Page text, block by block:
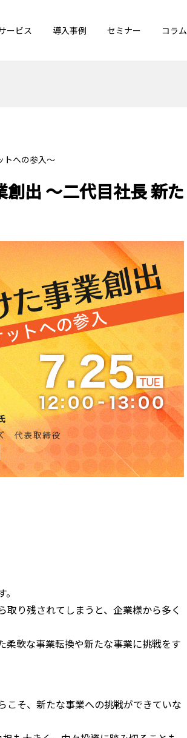
ービス 導入事例 セミナー コラム
トへの参入～
出 ～二代目社長 新た
り残されてしまうと、企業様から多く
柔軟な事業転換や新たな事業に挑戦をす
こそ、新たな事業への挑戦ができていな